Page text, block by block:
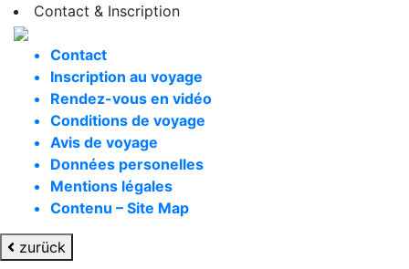
Contact & Inscription
Contact
Inscription au voyage
Rendez-vous en vidéo
Conditions de voyage
Avis de voyage
Données personelles
Mentions légales
Contenu – Site Map
zurück